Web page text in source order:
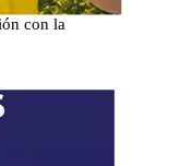
con la